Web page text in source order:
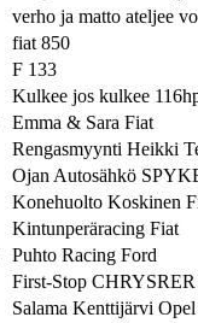
verho ja matto ateljee
fiat 850
F 133
Kulkee jos kulkee
Emma & Sara Fiat
Rengasmyynti Heikki
Ojan Autosähkö
Konehuolto Koskinen
Kintunperäracing Fiat
Puhto Racing Ford
First-Stop CHRYSRER
Salama Kenttijärvi Opel